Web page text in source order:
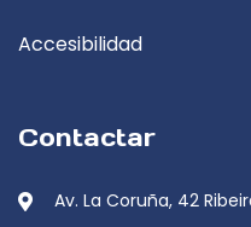
Accesibilidad
Contactar
Av. La Coruña, 42